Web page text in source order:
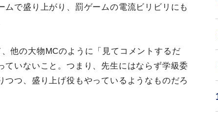
で盛り上がり、罰ゲームの電流ビリビリにも
他の大物MCのように「見てコメントするだ
ていないこと。つまり、先生にはならず学級委
つつ、盛り上げ役もやっているようなものだろ